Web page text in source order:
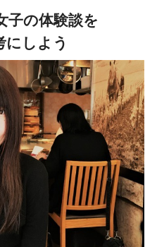
子の体験談を
にしよう